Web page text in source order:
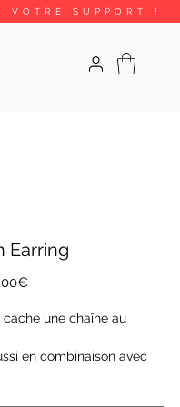
SUPPORT !
Earring
une chaîne au
en combinaison avec
la paire ou à l'unité.